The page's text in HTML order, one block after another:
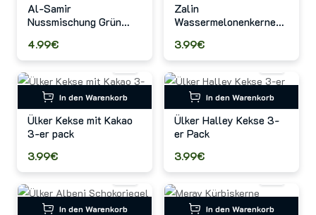
Al-Samir
Nussmischung Grün
4.99€
Zalin
Wassermelonenkerne
3.99€
In den Warenkorb
Ülker Kekse mit Kakao
3-er pack
3.99€
In den Warenkorb
Ülker Halley Kekse 3-
er Pack
3.99€
In den Warenkorb In den Warenkorb